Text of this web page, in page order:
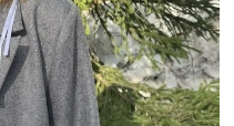
чтобы
очень
уроки,